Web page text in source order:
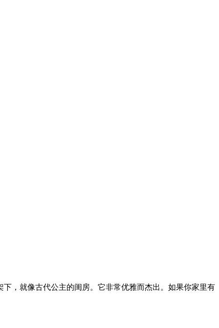
，就像古代公主的闺房。它非常优雅而杰出。如果你家里有